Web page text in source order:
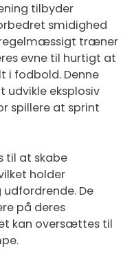
tilbyder
smidighed
regelmæssigt træner
evne til hurtigt at
i fodbold. Denne
eksplosiv
spillere at sprint
til at skabe
holder
De
på deres
kan oversættes til